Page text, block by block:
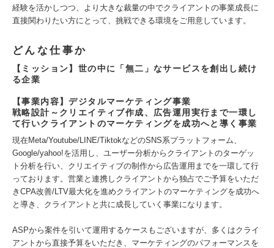
経験を活かしつつ、より大きな裁量の中でクライアントの事業成長に
直接関わりたい方にとって、挑戦できる環境をご用意しています。
どんな仕事か
【ミッション】世の中に「無二」なサービスを創出し続け
る企業
【事業内容】デジタルマーケティング事業
戦略設計～クリエイティブ作成、広告運用実行まで一環し
て行いクライアントのマーケティングを成功へと導く事業
現在Meta/Youtube/LINE/TiktokなどのSNS系プラットフォーム、
Google/yahoo!を活用し、ユーザー分析からクライアントのターゲッ
ト分析を行い、クリエイティブの制作から広告運用までを一環して行
っております。営業と連携しクライアントから独占でご予算をいただ
きCPA改善/LTV最大化を進めクライアントのマーケティングを成功へ
と導き、クライアントと共に成長していく事業になります。
ASPから案件を引いて運用するケースもございますが、多くはクライ
アントから直接予算をいただき、マーケティングのパフォーマンスを